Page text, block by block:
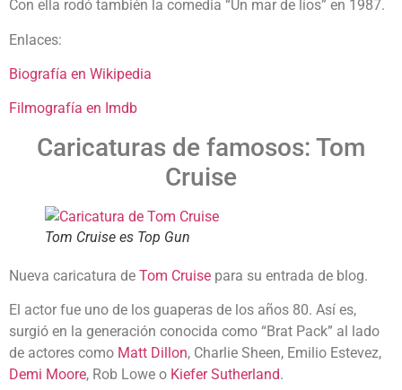
Con ella rodó también la comedia “Un mar de líos” en 1987.
Enlaces:
Biografía en Wikipedia
Filmografía en Imdb
Caricaturas de famosos: Tom
Cruise
Tom Cruise es Top Gun
Nueva caricatura de Tom Cruise para su entrada de blog.
El actor fue uno de los guaperas de los años 80. Así es,
surgió en la generación conocida como “Brat Pack” al lado
de actores como Matt Dillon, Charlie Sheen, Emilio Estevez,
Demi Moore, Rob Lowe o Kiefer Sutherland.